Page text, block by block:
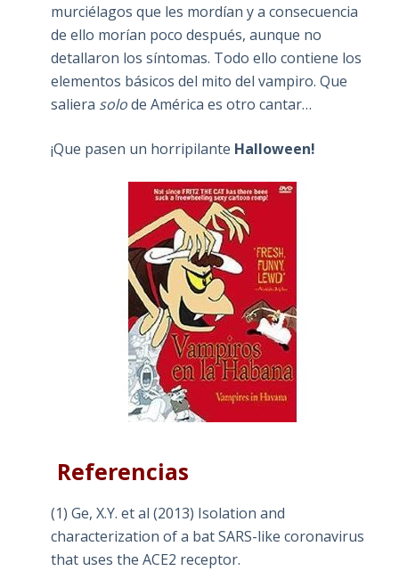
murciélagos que les mordían y a consecuencia
de ello morían poco después, aunque no
detallaron los síntomas. Todo ello contiene los
elementos básicos del mito del vampiro. Que
saliera solode América es otro cantar…
¡Que pasen un horripilante Halloween!
Referencias
(1) Ge, X.Y. et al (2013) Isolation and
characterization of a bat SARS-like coronavirus
that uses the ACE2 receptor.